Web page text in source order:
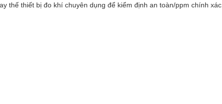
thế thiết bị đo khí chuyên dụng để kiểm định an toàn/ppm chính xác.